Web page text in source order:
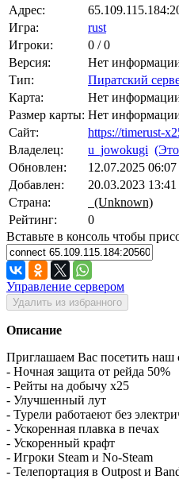
Адрес:
Игра:
rust
Игроки:
0 / 0
Версия:
Нет
Тип:
Пиратский
Карта:
Нет
Размер карты: Нет
Сайт:
https://timerust-
Владелец:
u_jowokugi
Обновлен:
12.07.2025 06:07
Добавлен:
20.03.2023 13:41
Страна:
(Unknown)
Рейтинг:
0
Вставьте в консоль чтобы
Управление сервером
Удалить из избранного
Описание
Приглашаем Вас посетить наш
- Ночная защита от рейда 50%
- Рейты на добычу x25
- Улучшенный лут
- Турели работаеют без
- Ускоренная плавка в печах
- Ускоренный крафт
- Игроки Steam и No-Steam
- Телепортация в Outpost и